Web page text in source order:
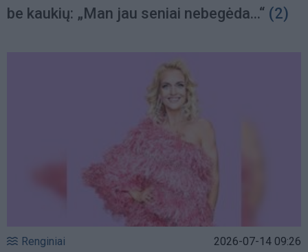
be kaukių: „Man jau seniai nebegėda...“ (2)
Renginiai 2026-07-14 09:26